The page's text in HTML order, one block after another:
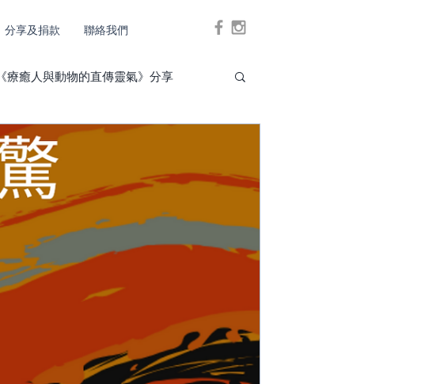
分享及捐款 聯絡我們
《療癒人與動物的直傳靈氣》分享